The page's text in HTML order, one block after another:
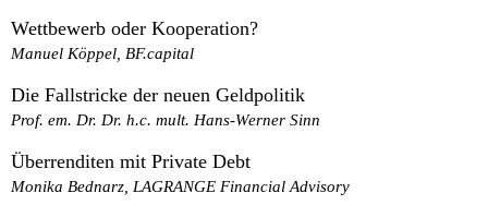
Wettbewerb oder Kooperation?
Manuel Köppel, BF.capital
Die Fallstricke der neuen Geldpolitik
Prof. em. Dr. Dr. h.c. mult. Hans-Werner Sinn
Überrenditen mit Private Debt
Monika Bednarz, LAGRANGE Financial Advisory